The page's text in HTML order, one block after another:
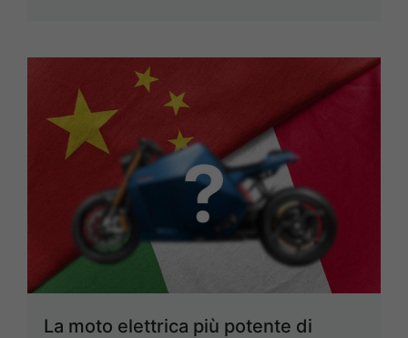
La moto elettrica più potente di